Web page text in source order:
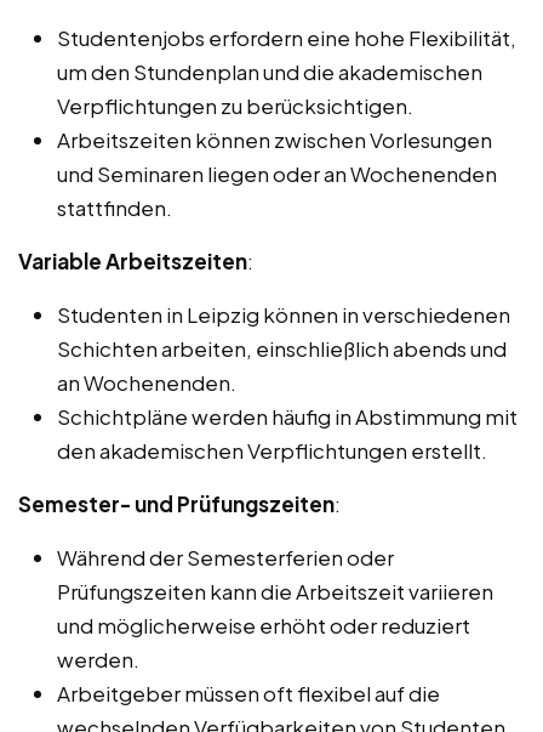
Studentenjobs erfordern eine hohe Flexibilität,
um den Stundenplan und die akademischen
Verpflichtungen zu berücksichtigen.
Arbeitszeiten können zwischen Vorlesungen
und Seminaren liegen oder an Wochenenden
stattfinden.
Variable Arbeitszeiten:
Studenten in Leipzig können in verschiedenen
Schichten arbeiten, einschließlich abends und
an Wochenenden.
Schichtpläne werden häufig in Abstimmung mit
den akademischen Verpflichtungen erstellt.
Semester- und Prüfungszeiten:
Während der Semesterferien oder
Prüfungszeiten kann die Arbeitszeit variieren
und möglicherweise erhöht oder reduziert
werden.
Arbeitgeber müssen oft flexibel auf die